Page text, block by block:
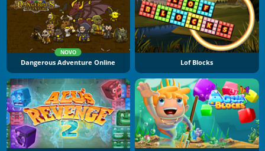
NOVO
Dangerous Adventure Online Lof Blocks